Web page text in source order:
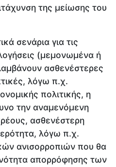
της μείωσης του
σενάρια για τις
(μεμονωμένα ή
ασθενέστερες
λόγω π.χ.
πολιτικής, η
την αναμενόμενη
ασθενέστερη
λόγω π.χ.
ανισορροπιών που θα
απορρόφησης των